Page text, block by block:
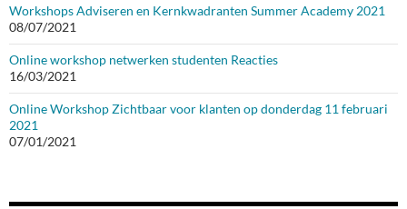
Workshops Adviseren en Kernkwadranten Summer Academy 2021
08/07/2021
Online workshop netwerken studenten Reacties
16/03/2021
Online Workshop Zichtbaar voor klanten op donderdag 11 februari
2021
07/01/2021